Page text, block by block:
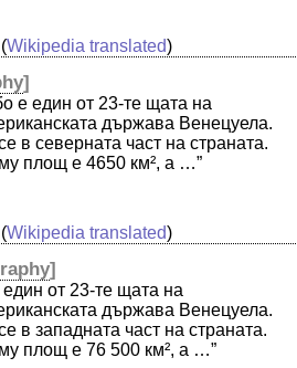
Wikipedia translated)
]
е един от 23-те щата на
държава Венецуела.
в северната част на страната.
площ е 4650 км², а …”
Wikipedia translated)
]
един от 23-те щата на
държава Венецуела.
в западната част на страната.
площ е 76 500 км², а …”